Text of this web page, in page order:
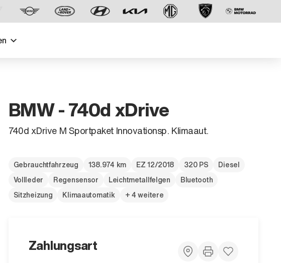
Geschaffen, um vorauszugehen.
BMW - 740d xDrive
740d xDrive M Sportpaket Innovationsp. Klimaaut.
Gebrauchtfahrzeug 138.974 km EZ 12/2018 320 PS
Diesel
Vollleder
Regensensor Leichtmetallfelgen
Bluetooth
Sitzheizung
Klimaautomatik + 4 weitere
Zahlungsart